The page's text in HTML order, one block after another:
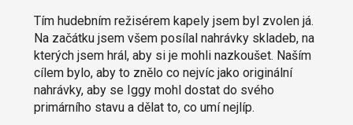
Tím hudebním režisérem kapely jsem byl zvolen já.
Na začátku jsem všem posílal nahrávky skladeb, na
kterých jsem hrál, aby si je mohli nazkoušet. Naším
cílem bylo, aby to znělo co nejvíc jako originální
nahrávky, aby se Iggy mohl dostat do svého
primárního stavu a dělat to, co umí nejlíp.